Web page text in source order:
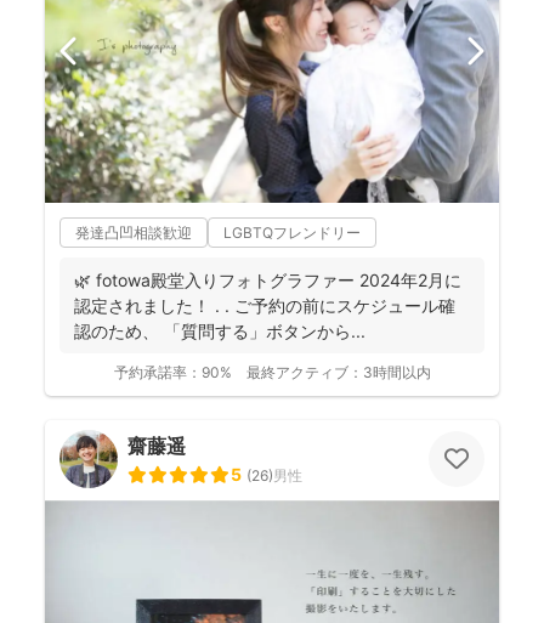
発達凸凹相談歓迎 LGBTQフレンドリー
🌿 fotowa殿堂入りフォトグラファー 2024年2月に
認定されました！ . . ご予約の前にスケジュール確
認のため、 「質問する」ボタンから...
予約承諾率： 90% 最終アクティブ： 3時間以内
齋藤遥
5 (26)男性